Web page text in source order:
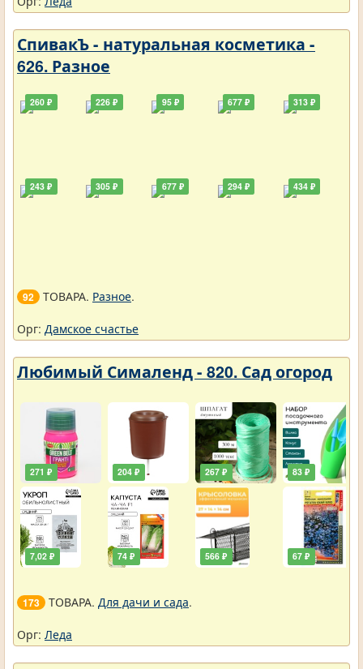
СпивакЪ - натуральная косметика -
626. Разное
260 ₽
243 ₽
226 ₽
305 ₽
95 ₽
677 ₽
677 ₽
294 ₽
313 ₽
434 ₽
92 ТОВАРА. Разное.
Орг: Дамское счастье
Любимый Сималенд - 820. Сад огород
271 ₽
7,02 ₽
204 ₽
74 ₽
267 ₽
566 ₽
83 ₽
67 ₽
173 ТОВАРА. Для дачи и сада.
Орг: Леда